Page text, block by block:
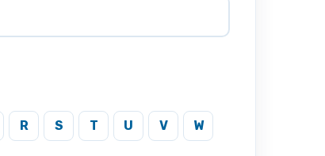
R S T U V W